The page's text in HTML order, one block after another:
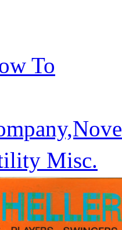
To
Misc.